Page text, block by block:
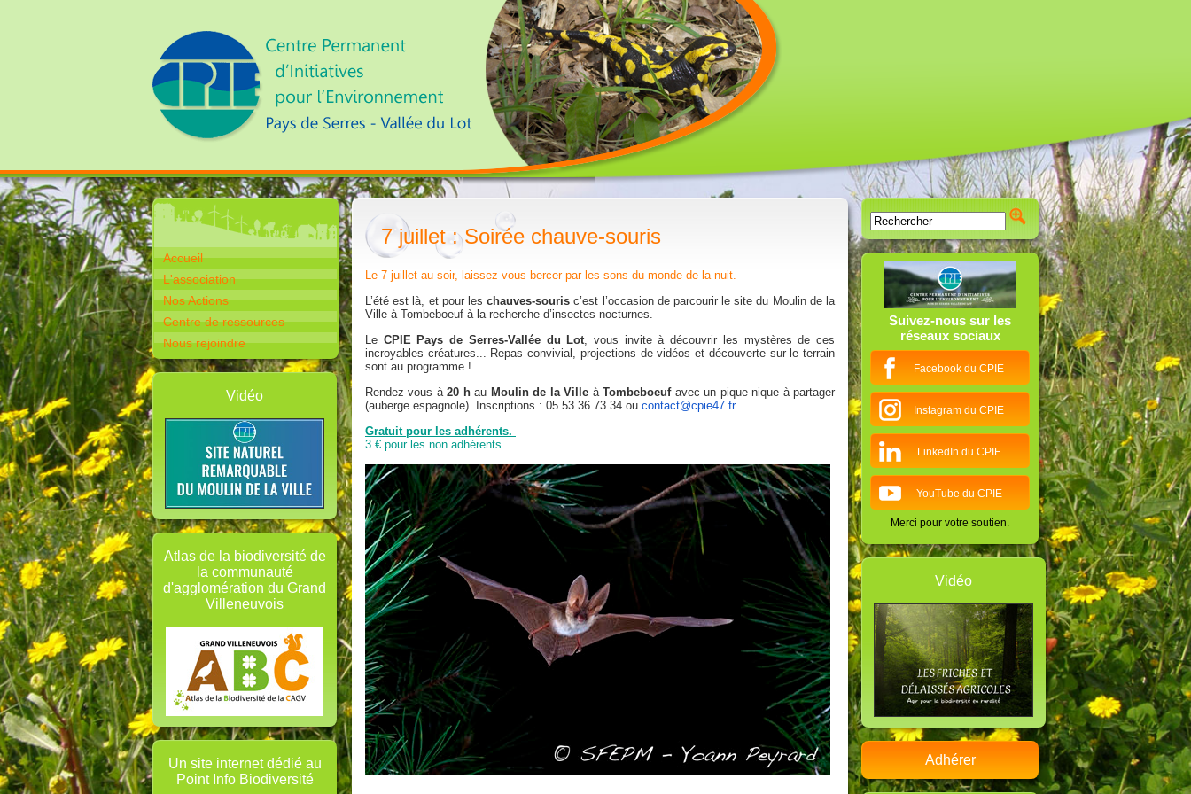
Accueil
L'association
Nos Actions
Centre de ressources
Nous rejoindre
Vidéo
Atlas de la biodiversité de
la communauté
d'agglomération du Grand
Villeneuvois
Un site internet dédié au
Point Info Biodiversité
7 juillet : Soirée chauve-souris
Le 7 juillet au soir, laissez vous bercer par les sons du monde de la nuit.
L’été est là, et pour leschauves-souris c’est l’occasion de parcourir le site du Moulin de la
Ville à Tombeboeuf à la recherche d’insectes nocturnes.
Le CPIE Pays de Serres-Vallée du Lot, vous invite à découvrir les mystères de ces
incroyables créatures... Repas convivial, projections de vidéos et découverte sur le terrain
sont au programme !
Rendez-vous à20 hau Moulin de la Ville àTombeboeufavec un pique-nique à partager
(auberge espagnole). Inscriptions : 05 53 36 73 34 ou contact@cpie47.fr
Gratuit pour les adhérents.
3 € pour les non adhérents.
Suivez-nous sur les
réseaux sociaux
Facebook du CPIE
Instagram du CPIE
LinkedIn du CPIE
YouTube du CPIE
Merci pour votre soutien.
Vidéo
Adhérer